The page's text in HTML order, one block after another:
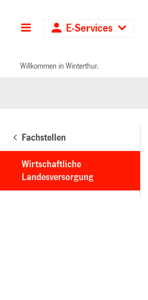
Hauptnavigation
E-Services
Willkommen in Winterthur.
Fachstellen
Wirtschaftliche
Landesversorgung